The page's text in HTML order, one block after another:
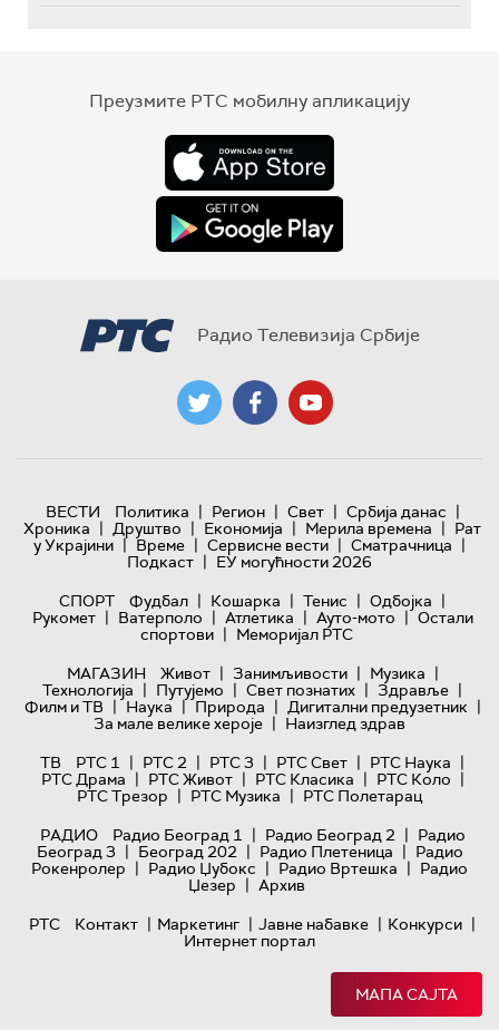
Преузмите РТС мобилну апликацију
Радио Телевизија Србије
ВЕСТИ Политика | Регион | Свет | Србија данас |
Хроника | Друштво | Економија | Мерила времена | Рат
у Украјини | Време | Сервисне вести | Сматрачница |
Подкаст | ЕУ могућности 2026
СПОРТ
Фудбал | Кошарка | Тенис | Одбојка |
Рукомет | Ватерполо | Атлетика | Ауто-мото | Остали
спортови | Меморијал РТС
МАГАЗИН
Живот | Занимљивости | Музика |
Технологијa | Путујемо | Свет познатих | Здравље |
Филм и ТВ | Наука | Природа | Дигитални предузетник |
За мале велике хероје | Наизглед здрав
ТВ
РТС 1 | РТС 2 | РТС 3 | РТС Свет | РТС Наука |
РТС Драма | РТС Живот | РТС Класика | РТС Коло |
РТС Трезор | РТС Музика | РТС Полетарац
РАДИО
Радио Београд 1 | Радио Београд 2 | Радио
Београд 3 | Београд 202 | Радио Плетеница | Радио
Рокенролер | Радио Џубокс | Радио Вртешка | Радио
Џезер | Архив
РТС
Контакт | Маркетинг | Јавне набавке | Конкурси |
Интернет портал
МАПА САЈТА